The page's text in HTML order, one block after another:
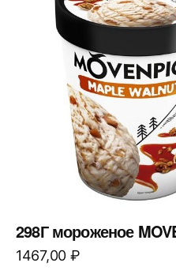
298Г мороженое
1467,00 ₽